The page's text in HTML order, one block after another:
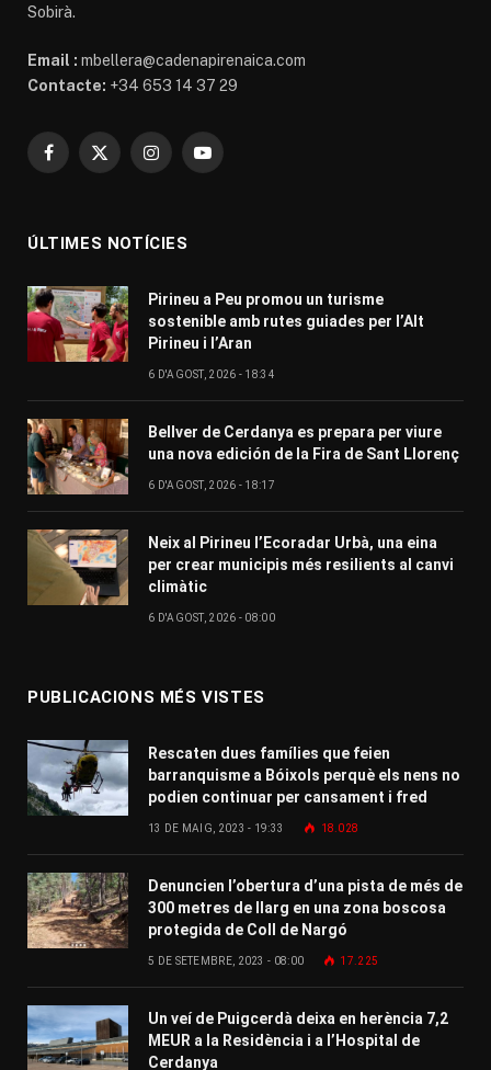
Sobirà.
Email : mbellera@cadenapirenaica.com
Contacte: +34 653 14 37 29
Facebook
X
InstagramYouTube
ÚLTIMES NOTÍCIES
Pirineu a Peu promou un turisme
sostenible amb rutes guiades per l’Alt
Pirineu i l’Aran
6 D'AGOST, 2026 - 18:34
Bellver de Cerdanya es prepara per viure
una nova edición de la Fira de Sant Llorenç
6 D'AGOST, 2026 - 18:17
Neix al Pirineu l’Ecoradar Urbà, una eina
per crear municipis més resilients al canvi
climàtic
6 D'AGOST, 2026 - 08:00
PUBLICACIONS MÉS VISTES
Rescaten dues famílies que feien
barranquisme a Bóixols perquè els nens no
podien continuar per cansament i fred
13 DE MAIG, 2023 - 19:33 18.028
Denuncien l’obertura d’una pista de més de
300 metres de llarg en una zona boscosa
protegida de Coll de Nargó
5 DE SETEMBRE, 2023 - 08:00 17.225
Un veí de Puigcerdà deixa en herència 7,2
MEUR a la Residència i a l’Hospital de
Cerdanya